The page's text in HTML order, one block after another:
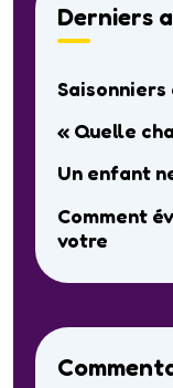
Derniers
« Quelle
Un enfant
Comment
votre